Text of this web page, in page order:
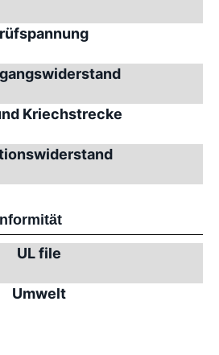
Kriechstrecke
UL file
Umwelt